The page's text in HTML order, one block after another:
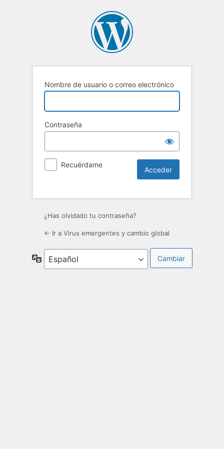
Nombre de usuario o correo electrónico
Contraseña
Recuérdame
¿Has olvidado tu contraseña?
← Ir a Virus emergentes y cambio global
Idioma